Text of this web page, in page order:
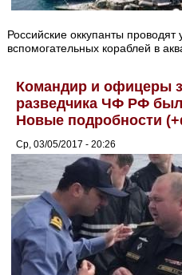
Российские оккупанты
вспомогательных кораблей в
Командир и офицеры
разведчика ЧФ РФ
Новые подробности
Ср, 03/05/2017 - 20:26